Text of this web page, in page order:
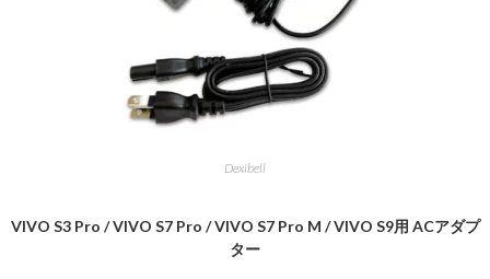
Dexibell
VIVO S3 Pro / VIVO S7 Pro / VIVO S7 Pro M / VIVO S9用 ACアダプ
ター